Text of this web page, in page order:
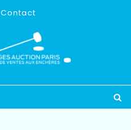
Contact